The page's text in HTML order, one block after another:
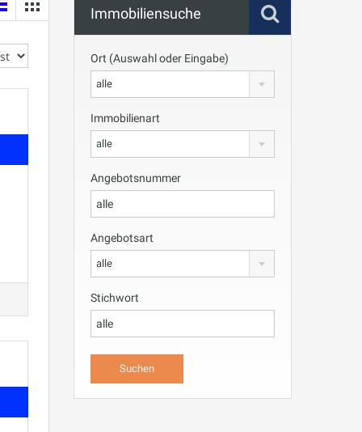
Immobiliensuche
Ort (Auswahl oder Eingabe)
alle
Immobilienart
alle
Angebotsnummer
Angebotsart
alle
Stichwort